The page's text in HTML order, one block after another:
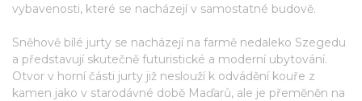
vybavenosti, které se nacházejí v samostatné budově.
Sněhově bílé jurty se nacházejí na farmě nedaleko Szegedu
a představují skutečně futuristické a moderní ubytování.
Otvor v horní části jurty již neslouží k odvádění kouře z
kamen jako v starodávné době Maďarů, ale je přeměněn na